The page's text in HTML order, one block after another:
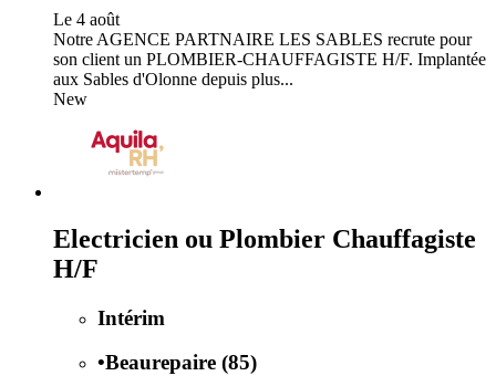
Le 4 août
Notre AGENCE PARTNAIRE LES SABLES recrute pour
son client un PLOMBIER-CHAUFFAGISTE H/F. Implantée
aux Sables d'Olonne depuis plus...
New
Electricien ou Plombier Chauffagiste
H/F
Intérim
•Beaurepaire (85)